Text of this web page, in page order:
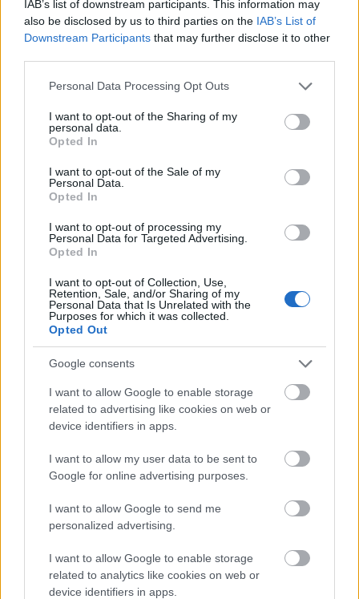
IAB’s list of downstream participants. This information may
also be disclosed by us to third parties on the IAB’s List of
Downstream Participants that may further disclose it to other
Please note that this website/app uses one or more Google
not limited to your visit or usage behaviour. You may click to
grant or deny consent to Google and its third-party tags to
use your data for below specified purposes in below Google
consent section.
Personal Data Processing Opt Outs
I want to opt-out of the Sharing of my
personal data.
Opted In
I want to opt-out of the Sale of my
Personal Data.
Opted In
I want to opt-out of processing my
Personal Data for Targeted Advertising.
Opted In
I want to opt-out of Collection, Use,
Retention, Sale, and/or Sharing of my
Personal Data that Is Unrelated with the
Purposes for which it was collected.
Opted Out
Google consents
I want to allow Google to enable storage
related to advertising like cookies on web or
device identifiers in apps.
I want to allow my user data to be sent to
Google for online advertising purposes.
I want to allow Google to send me
personalized advertising.
I want to allow Google to enable storage
related to analytics like cookies on web or
device identifiers in apps.
Kökény Attila, Szabó Ádám, Zalatnay Sarolta,
Derzsi György, Rák Kati, Szóka Juli, Szilágyi
Derzsi György
A részvételi, egyben támogatói jegy kétezer
forint (melynek vásárlása korlátlan) a KMO
Művelődési Házban váltható meg.
ITTtaláltok!
Művelődési Ház